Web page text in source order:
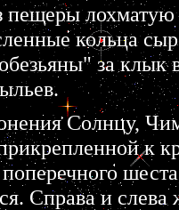
пещеры
кольца
за клык
Солнцу,
к
Справа и